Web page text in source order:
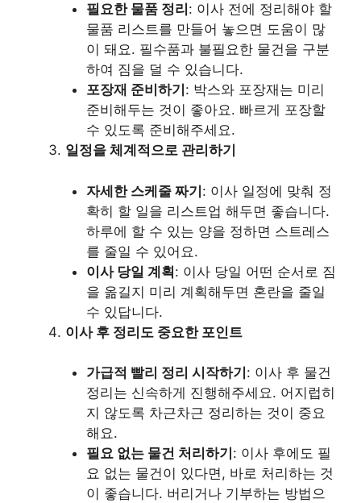
필요한 물품 정리 : 이사 전에 정리해야 할
물품 리스트를 만들어 놓으면 도움이 많
이 돼요. 필수품과 불필요한 물건을 구분
하여 짐을 덜 수 있습니다.
포장재 준비하기 : 박스와 포장재는 미리
준비해두는 것이 좋아요. 빠르게 포장할
수 있도록 준비해주세요.
일정을 체계적으로 관리하기
자세한 스케줄 짜기: 이사 일정에 맞춰 정
확히 할 일을 리스트업 해두면 좋습니다.
하루에 할 수 있는 양을 정하면 스트레스
를 줄일 수 있어요.
이사 당일 계획: 이사 당일 어떤 순서로 짐
을 옮길지 미리 계획해두면 혼란을 줄일
수 있답니다.
이사 후 정리도 중요한 포인트
가급적 빨리 정리 시작하기 : 이사 후 물건
정리는 신속하게 진행해주세요. 어지럽히
지 않도록 차근차근 정리하는 것이 중요
해요.
필요 없는 물건 처리하기 : 이사 후에도 필
요 없는 물건이 있다면, 바로 처리하는 것
이 좋습니다. 버리거나 기부하는 방법으